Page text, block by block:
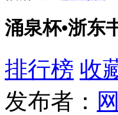
涌泉杯•浙东
排行榜 收
发布者：